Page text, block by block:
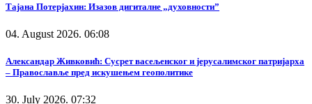
Тајана Потерјахин: Изазов дигиталне „духовности”
04. August 2026. 06:08
Александар Живковић: Сусрет васељенског и јерусалимског патријарха
– Православље пред искушењем геополитике
30. July 2026. 07:32